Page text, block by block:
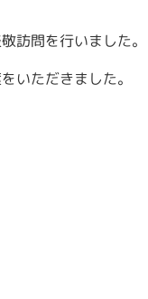
訪問を行いました。
いただきました。